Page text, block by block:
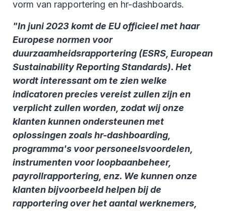
vorm van rapportering en hr-dashboards.
"In juni 2023 komt de EU officieel met haar
Europese normen voor
duurzaamheidsrapportering (ESRS, European
Sustainability Reporting Standards). Het
wordt interessant om te zien welke
indicatoren precies vereist zullen zijn en
verplicht zullen worden, zodat wij onze
klanten kunnen ondersteunen met
oplossingen zoals hr-dashboarding,
programma's voor personeelsvoordelen,
instrumenten voor loopbaanbeheer,
payrollrapportering, enz. We kunnen onze
klanten bijvoorbeeld helpen bij de
rapportering over het aantal werknemers,